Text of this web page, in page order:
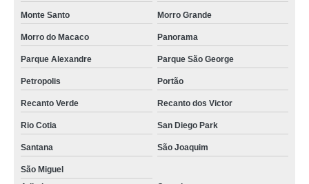
Monte Santo Morro Grande
Morro do Macaco Panorama
Parque Alexandre Parque São George
Petropolis Portão
Recanto Verde Recanto dos Victor
Rio Cotia San Diego Park
Santana São Joaquim
São Miguel